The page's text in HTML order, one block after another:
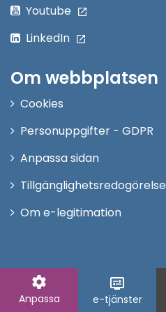
settings
Anpassa
display_settings
e-tjänster
Youtube
LinkedIn
Om webbplatsen
Cookies
Personuppgifter - GDPR
Anpassa sidan
Tillgänglighetsredogörelse
Om e-legitimation